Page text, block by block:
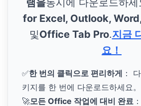
램을동시에 다운로드하
for Excel, Outlook,
및Office Tab Pro.지금
요！
✅한 번의 클릭으로 편리하게 ：
키지를 한 번에 다운로드하세요。
🚀모든 Office 작업에 대비 완료